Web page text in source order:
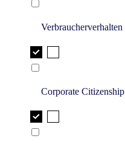
Verbraucherverhalten
Corporate Citizenship